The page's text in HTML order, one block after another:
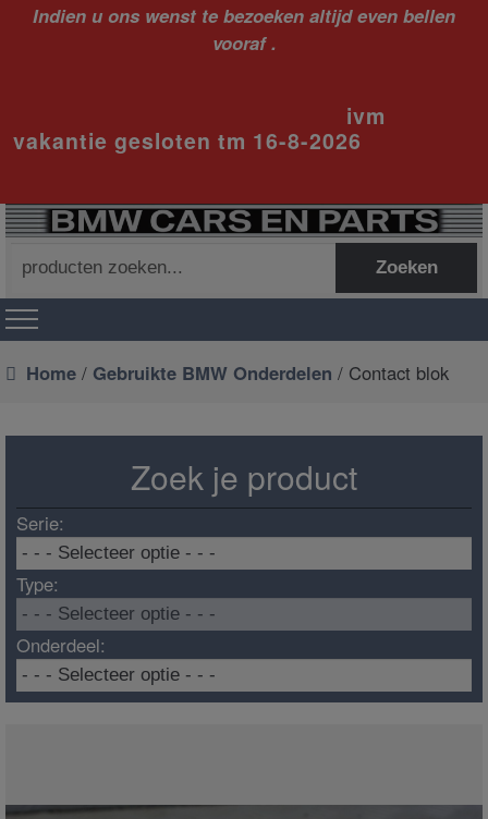
Indien u ons wenst te bezoeken altijd even bellen
vooraf .
ivm
vakantie gesloten tm 16-8-2026
naar:
Zoeken
Home / Gebruikte BMW Onderdelen / Contact blok
Zoek je product
Serie:
Type:
Onderdeel: